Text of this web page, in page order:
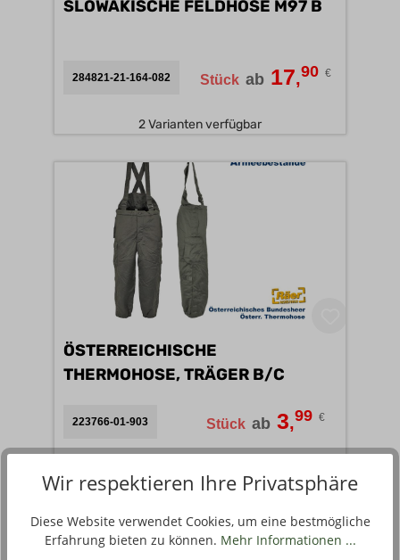
SLOWAKISCHE FELDHOSE M97 B
284821-21-164-082 Stück ab 17,90 €
2 Varianten verfügbar
ÖSTERREICHISCHE
THERMOHOSE, TRÄGER B/C
223766-01-903 Stück ab 3,99 €
Wir respektieren Ihre Privatsphäre
Diese Website verwendet Cookies, um eine bestmögliche
Erfahrung bieten zu können. Mehr Informationen ...